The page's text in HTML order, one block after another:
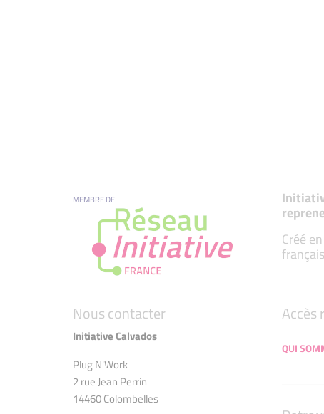
MEMBRE DE
Créé
Nous contacter
Initiative Calvados
Plug N'Work
2 rue Jean Perrin
14460 Colombelles
Accès
QUI